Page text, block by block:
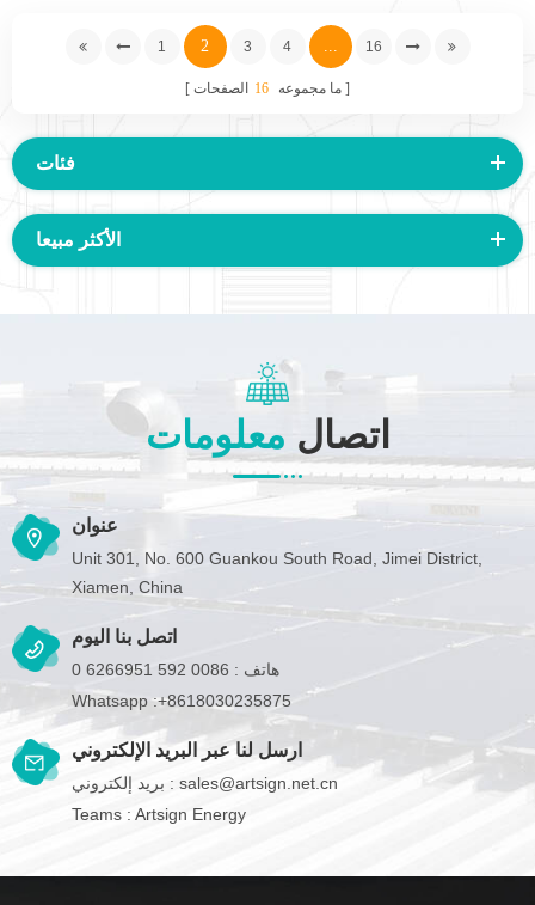
1 2 3 4 ... 16
ما مجموعه 16 الصفحات
فئات
الأكثر مبيعا
اتصال معلومات
عنوان
Unit 301, No. 600 Guankou South Road, Jimei District,
Xiamen, China
اتصل بنا اليوم
هاتف : 0086 592 6266951 0
Whatsapp :+8618030235875
ارسل لنا عبر البريد الإلكتروني
بريد إلكتروني : sales@artsign.net.cn
Teams : Artsign Energy